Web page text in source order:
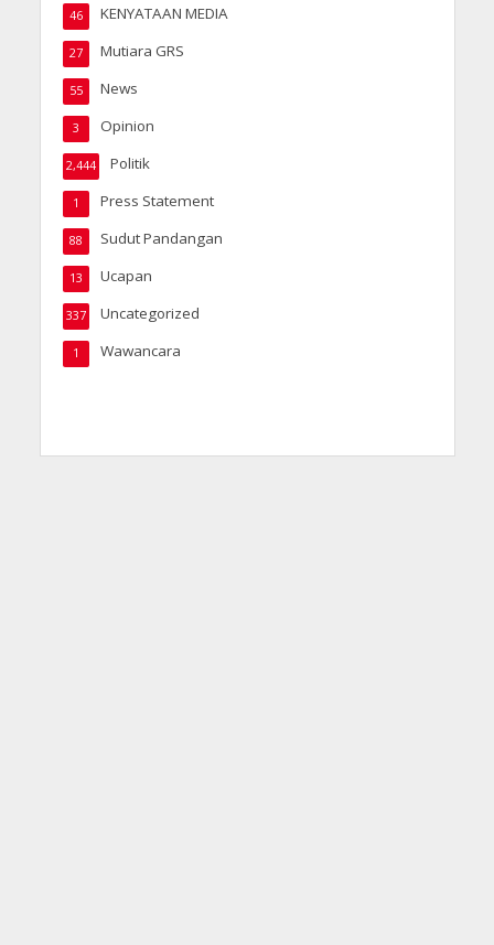
KENYATAAN MEDIA
46
Mutiara GRS
27
News
55
Opinion
3
Politik
2,444
Press Statement
1
Sudut Pandangan
88
Ucapan
13
Uncategorized
337
Wawancara
1